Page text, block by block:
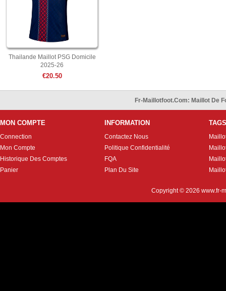
Thailande Maillot PSG Domicile
2025-26
€20.50
Fr-Maillotfoot.com: Maillot De
MON COMPTE
Connection
Mon Compte
Historique Des Comptes
Panier
INFORMATION
Contactez Nous
Politique Confidentialité
FQA
Plan Du Site
TAGS
Copyright © 2026 www.fr-